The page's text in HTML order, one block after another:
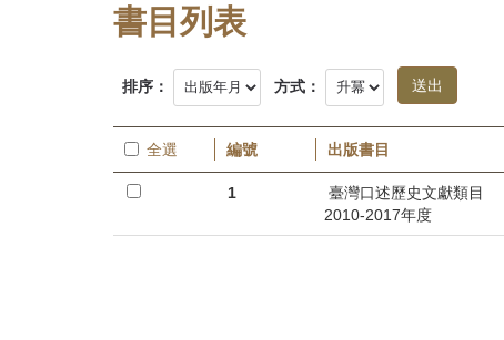
院-
臺
灣
史
研
書目列表
排序： 方式：
全選 編號 出版書目
1
臺灣口述歷史文獻類目
2010-2017年度